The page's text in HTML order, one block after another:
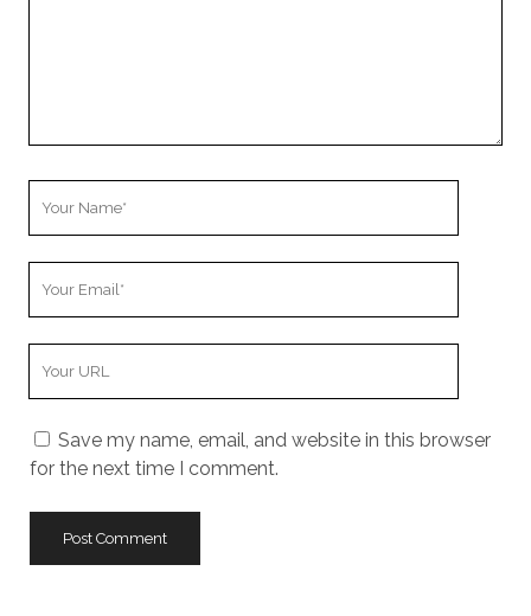
Save my name, email, and website in this browser
for the next time I comment.